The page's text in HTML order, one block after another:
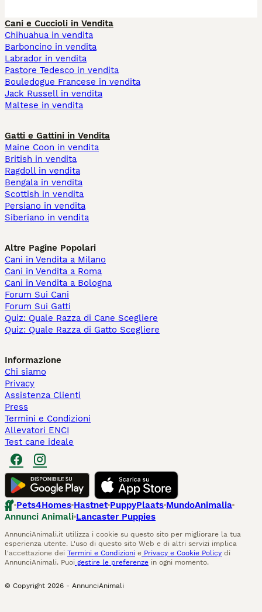
Cani e Cuccioli in Vendita
Chihuahua in vendita
Barboncino in vendita
Labrador in vendita
Pastore Tedesco in vendita
Bouledogue Francese in vendita
Jack Russell in vendita
Maltese in vendita
Gatti e Gattini in Vendita
Maine Coon in vendita
British in vendita
Ragdoll in vendita
Bengala in vendita
Scottish in vendita
Persiano in vendita
Siberiano in vendita
Altre Pagine Popolari
Cani in Vendita a Milano
Cani in Vendita a Roma
Cani in Vendita a Bologna
Forum Sui Cani
Forum Sui Gatti
Quiz: Quale Razza di Cane Scegliere
Quiz: Quale Razza di Gatto Scegliere
Informazione
Chi siamo
Privacy
Assistenza Clienti
Press
Termini e Condizioni
Allevatori ENCI
Test cane ideale
Pets4Homes Hastnet PuppyPlaats MundoAnimalia
Annunci Animali Lancaster Puppies
AnnunciAnimali.it utilizza i cookie su questo sito per migliorare la tua
esperienza utente. L'uso di questo sito Web e di altri servizi implica
l'accettazione dei Termini e Condizioni e Privacy e Cookie Policy di
AnnunciAnimali. Puoi gestire le preferenze in ogni momento.
© Copyright 2026 - AnnunciAnimali